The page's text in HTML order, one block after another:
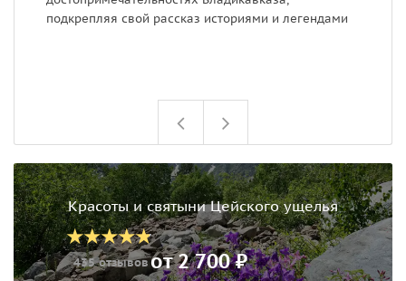
подкрепляя свой рассказ историями и легендами
Красоты и святыни Цейского ущелья
435 отзывовот 2 700 ₽